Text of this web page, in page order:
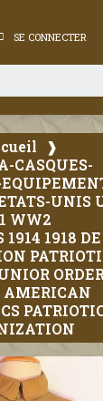
SE CONNECTER
CASQUES-
UNIS
WW2
1914 1918 DE